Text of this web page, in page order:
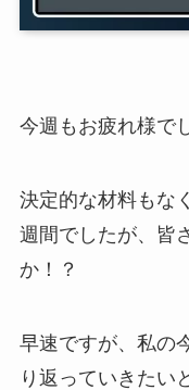
今週もお疲れ様で
決定的な材料もな
週間でしたが、皆
か！？
早速ですが、私の
り返っていきたい